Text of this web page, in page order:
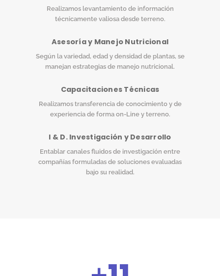
Realizamos levantamiento de información
técnicamente valiosa desde terreno.
Asesoría y Manejo Nutricional
Según la variedad, edad y densidad de plantas, se
manejan estrategias de manejo nutricional.
Capacitaciones Técnicas
Realizamos transferencia de conocimiento y de
experiencia de forma on-Line y terreno.
I & D. Investigación y Desarrollo
Entablar canales fluidos de investigación entre
compañías formuladas de soluciones evaluadas
bajo su realidad.